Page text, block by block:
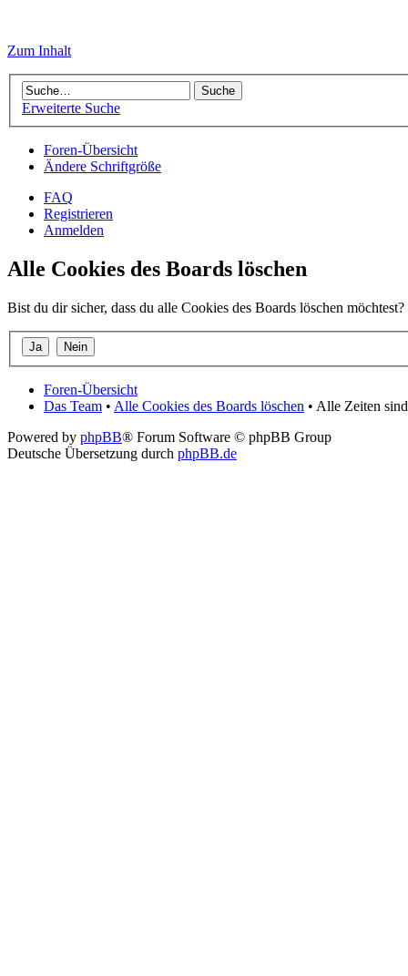
Zum Inhalt
Erweiterte Suche
Foren-Übersicht
Ändere Schriftgröße
FAQ
Registrieren
Anmelden
Alle Cookies des Boards löschen
Bist du dir sicher, dass du alle Cookies des Boards löschen möchtest?
Foren-Übersicht
Das Team • Alle Cookies des Boards löschen • Alle Zeiten
Powered by phpBB® Forum Software © phpBB Group
Deutsche Übersetzung durch phpBB.de